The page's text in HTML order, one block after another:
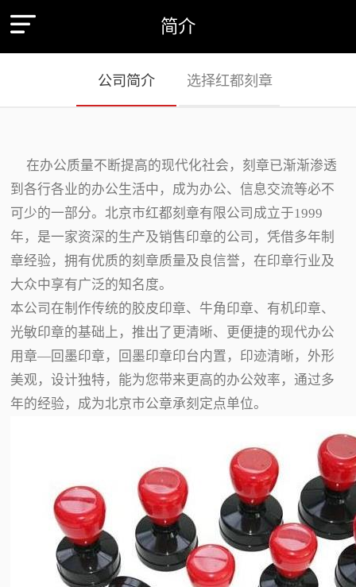
简介
公司简介 选择红都刻章
在办公质量不断提高的现代化社会，刻章已渐渐渗透
到各行各业的办公生活中，成为办公、信息交流等必不
可少的一部分。北京市红都刻章有限公司成立于1999
年，是一家资深的生产及销售印章的公司，凭借多年制
章经验，拥有优质的刻章质量及良信誉，在印章行业及
大众中享有广泛的知名度。
本公司在制作传统的胶皮印章、牛角印章、有机印章、
光敏印章的基础上，推出了更清晰、更便捷的现代办公
用章—回墨印章，回墨印章印台内置，印迹清晰，外形
美观，设计独特，能为您带来更高的办公效率，通过多
年的经验，成为北京市公章承刻定点单位。